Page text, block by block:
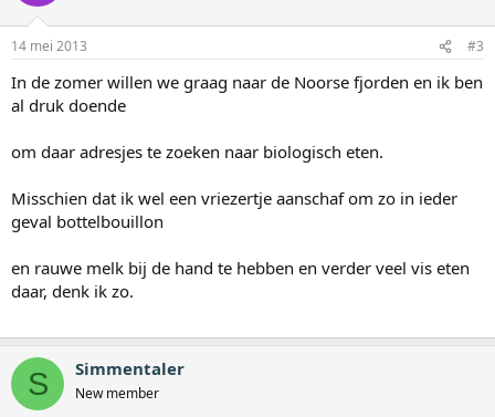
14 mei 2013 #3
In de zomer willen we graag naar de Noorse fjorden en ik ben
al druk doende
om daar adresjes te zoeken naar biologisch eten.
Misschien dat ik wel een vriezertje aanschaf om zo in ieder
geval bottelbouillon
en rauwe melk bij de hand te hebben en verder veel vis eten
daar, denk ik zo.
S Simmentaler
New member